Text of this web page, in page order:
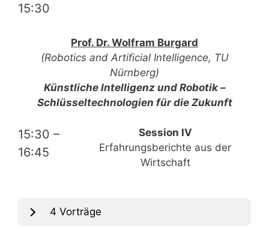
15:30
Prof. Dr. Wolfram Burgard
(Robotics and Artificial Intelligence, TU
Nürnberg)
Künstliche Intelligenz und Robotik –
Schlüsseltechnologien für die Zukunft
15:30 –
16:45
Session IV
Erfahrungsberichte aus der
Wirtschaft
4 Vorträge